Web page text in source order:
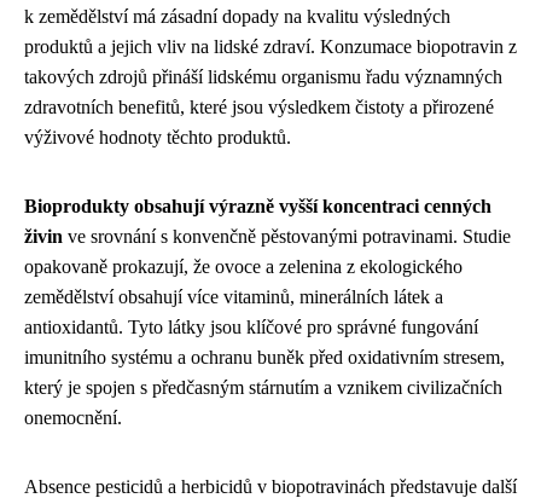
k zemědělství má zásadní dopady na kvalitu výsledných
produktů a jejich vliv na lidské zdraví. Konzumace biopotravin z
takových zdrojů přináší lidskému organismu řadu významných
zdravotních benefitů, které jsou výsledkem čistoty a přirozené
výživové hodnoty těchto produktů.
Bioprodukty obsahují výrazně vyšší koncentraci cenných
živin ve srovnání s konvenčně pěstovanými potravinami. Studie
opakovaně prokazují, že ovoce a zelenina z ekologického
zemědělství obsahují více vitaminů, minerálních látek a
antioxidantů. Tyto látky jsou klíčové pro správné fungování
imunitního systému a ochranu buněk před oxidativním stresem,
který je spojen s předčasným stárnutím a vznikem civilizačních
onemocnění.
Absence pesticidů a herbicidů v biopotravinách představuje další